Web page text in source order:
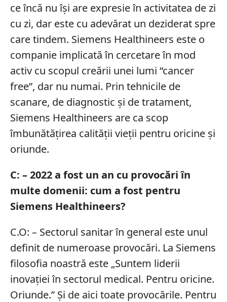
ce încă nu își are expresie în activitatea de zi
cu zi, dar este cu adevărat un deziderat spre
care tindem. Siemens Healthineers este o
companie implicată în cercetare în mod
activ cu scopul creării unei lumi “cancer
free”, dar nu numai. Prin tehnicile de
scanare, de diagnostic și de tratament,
Siemens Healthineers are ca scop
îmbunătățirea calității vieții pentru oricine și
oriunde.
C: – 2022 a fost un an cu provocări în
multe domenii: cum a fost pentru
Siemens Healthineers?
C.O: – Sectorul sanitar în general este unul
definit de numeroase provocări. La Siemens
filosofia noastră este „Suntem liderii
inovației în sectorul medical. Pentru oricine.
Oriunde.” Și de aici toate provocările. Pentru